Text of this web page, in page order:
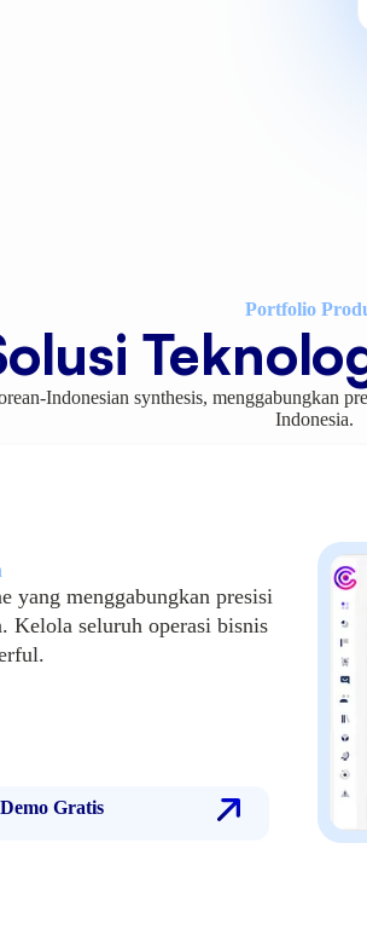
Portfolio
Indonesian synthesis, menggabungkan
Indonesia.
yang menggabungkan presisi
Kelola seluruh operasi bisnis
Demo Gratis